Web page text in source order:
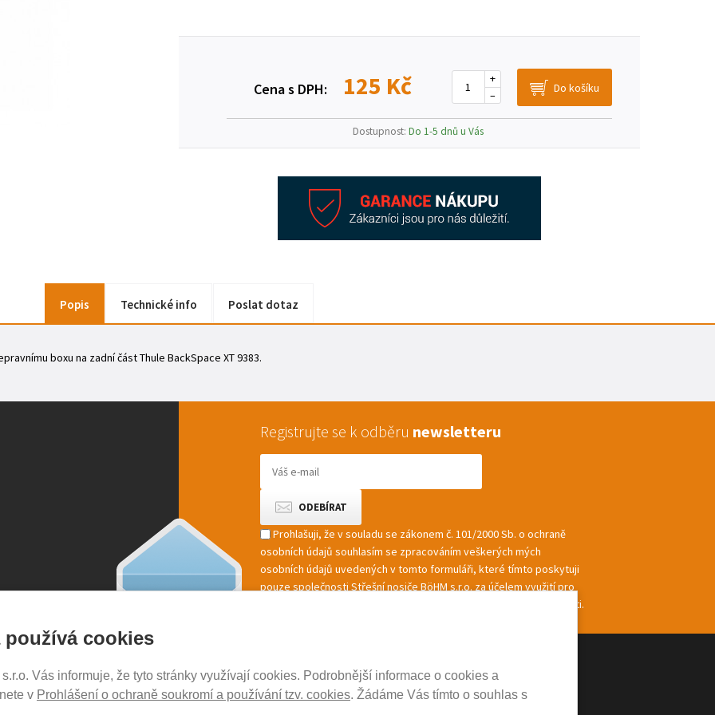
používá cookies
Vás informuje, že tyto stránky využívají cookies. Podrobnější informace o cookies a
v Prohlášení o ochraně soukromí a používání tzv. cookies. Žádáme Vás tímto o souhlas s
Cena s DPH: 125 Kč –
+
Dostupnost: Do 1-5 dnů u Vás
Popis Technické info Poslat dotaz
boxu na zadní část Thule BackSpace XT 9383.
Registrujte se k odběru newsletteru
Prohlašuji, že v souladu se zákonem č. 101/2000 Sb. o ochraně
osobních údajů souhlasím se zpracováním veškerých mých
osobních údajů uvedených v tomto formuláři, které tímto poskytuji
pouze společnosti Střešní nosiče BöHM s.r.o. za účelem využití pro
marketingové zpracování a zasílání informací a nabídek společnosti.
NOSICE-EXPERT.CZ